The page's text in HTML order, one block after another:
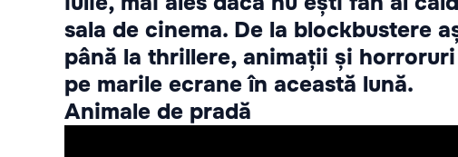
sala de cinema. De la blockbustere
până la thrillere, animații și
pe marile ecrane în această lună.
Animale de pradă